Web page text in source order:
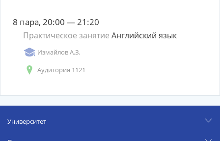
8 пара, 20:00 — 21:20
Практическое занятие Английский язык
Измайлов А.З.
Аудитория 1121
Университет